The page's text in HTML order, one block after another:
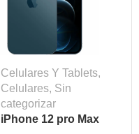
Celulares Y Tablets,
Celulares, Sin
categorizar
iPhone 12 pro Max